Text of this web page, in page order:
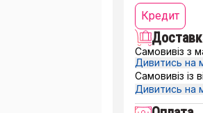
Кредит
Самовивіз з
Дивитись на
Самовивіз із
Дивитись на